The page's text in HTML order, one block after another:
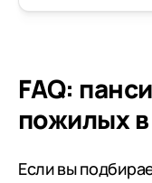
можно было
самым привлечь
повысить
Это и есть
проявленная, а
FAQ:
пожилых
Если вы